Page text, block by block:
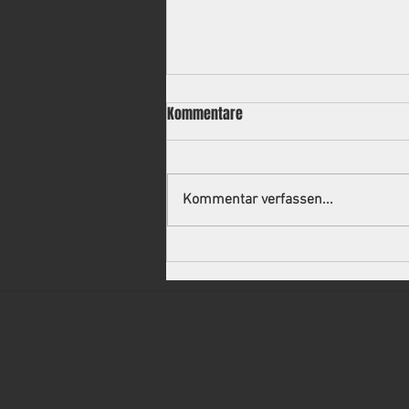
Neuer Trainer für die 2.
Mannschaft
Kommentare
Kommentar verfassen...